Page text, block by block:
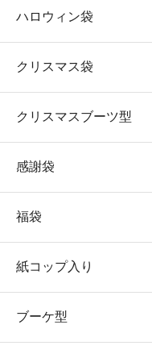
ハロウィン袋
クリスマス袋
クリスマスブーツ型
感謝袋
福袋
紙コップ入り
ブーケ型